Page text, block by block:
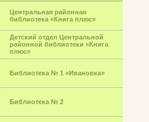
Центральная районная
библиотека «Книга плюс»
Детский отдел Центральной
районной библиотеки «Книга
плюс»
Библиотека № 1 «Ивановка»
Библиотека № 2